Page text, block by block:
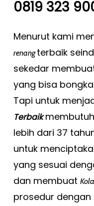
0819 323
Menurut kami
renangterbaik
sekedar
yang bisa
Tapi untuk
Terbaik
lebih dari 37
untuk
yang sesuai
dan membuat
prosedur